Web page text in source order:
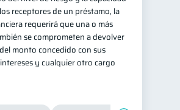
1
1
financiera
receptores de un préstamo, la
requerirá que una o más
se comprometen a devolver
monto concedido con sus
y cualquier otro cargo